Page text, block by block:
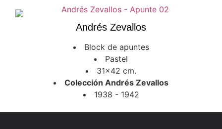
Andrés Zevallos
Block de apuntes
Pastel
31x42 cm.
Colección Andrés Zevallos
1938 - 1942